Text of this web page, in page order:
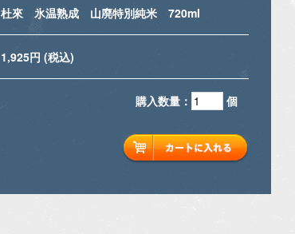
杜來 氷温熟成 山廃特別純米 720ml
1,925円 (税込)
購入数量： 個